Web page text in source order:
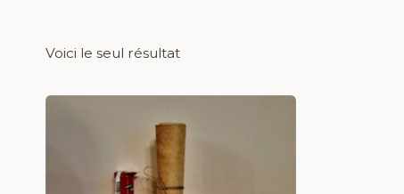
Voici le seul résultat